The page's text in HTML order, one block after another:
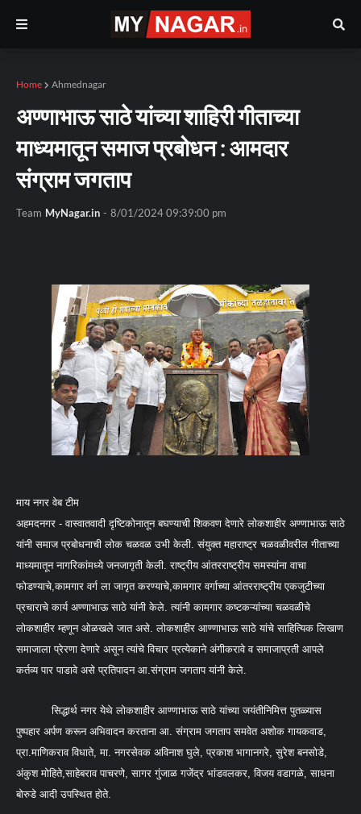
Home Ahmednagar
अण्णाभाऊ साठे यांच्या शाहिरी गीताच्या
माध्यमातून समाज प्रबोधन : आमदार
संग्राम जगताप
Team MyNagar.in - 8/01/2024 09:39:00 pm
माय नगर वेब टीम
अहमदनगर - वास्वातवादी दृष्टिकोनातून बघण्याची शिकवण देणारे लोकशाहीर अण्णाभाऊ साठे
यांनी समाज प्रबोधनाची लोक चळवळ उभी केली. संयुक्त महाराष्ट्र चळवळीवरील गीताच्या
माध्यमातून नागरिकांमध्ये जनजागृती केली. राष्ट्रीय आंतरराष्ट्रीय समस्यांना वाचा
फोडण्याचे,कामगार वर्ग ला जागृत करण्याचे,कामगार वर्गाच्या आंतरराष्ट्रीय एकजुटीच्या
प्रचाराचे कार्य अण्णाभाऊ साठे यांनी केले. त्यांनी कामगार कष्टकऱ्यांच्या चळवळीचे
लोकशाहीर म्हणून ओळखले जात असे. लोकशाहीर आण्णाभाऊ साठे यांचे साहित्यिक लिखाण
समाजाला प्रेरणा देणारे असून त्यांचे विचार प्रत्येकाने अंगीकरावे व समाजाप्रती आपले
कर्तव्य पार पाडावे असे प्रतिपादन आ.संग्राम जगताप यांनी केले.
सिद्धार्थ नगर येथे लोकशाहीर आण्णाभाऊ साठे यांच्या जयंतीनिमित्त पुतळ्यास
पुष्पहार अर्पण करून अभिवादन करताना आ. संग्राम जगताप समवेत अशोक गायकवाड,
प्रा.माणिकराव विधाते, मा. नगरसेवक अविनाश घुले, प्रकाश भागानगरे, सुरेश बनसोडे,
अंकुश मोहिते,साहेबराव पाचरणे, सागर गुंजाळ गजेंद्र भांडवलकर, विजय वडागळे, साधना
बोरुडे आदी उपस्थित होते.